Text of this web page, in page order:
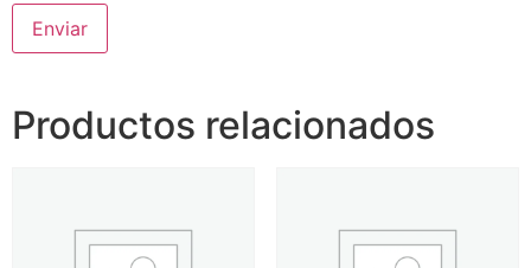
Productos relacionados